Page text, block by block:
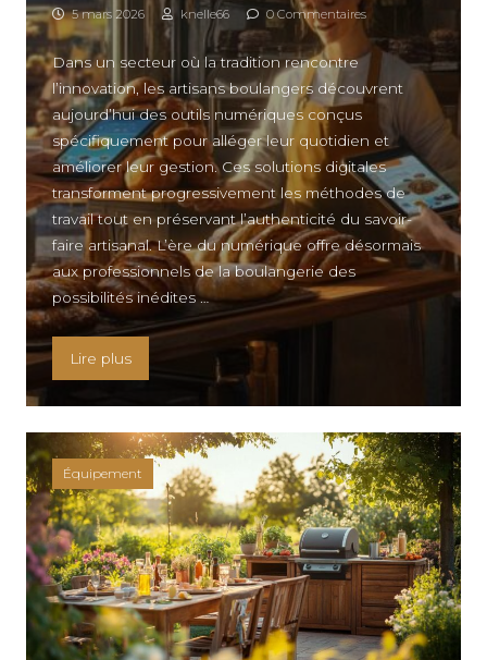
5 mars 2026 knelle66 0 Commentaires
Dans un secteur où la tradition rencontre
l’innovation, les artisans boulangers découvrent
aujourd’hui des outils numériques conçus
spécifiquement pour alléger leur quotidien et
améliorer leur gestion. Ces solutions digitales
transforment progressivement les méthodes de
travail tout en préservant l’authenticité du savoir-
faire artisanal. L’ère du numérique offre désormais
aux professionnels de la boulangerie des
possibilités inédites …
Lire plus« Découvrez l’appli pour boulangerie qui
Équipement
KNELLE